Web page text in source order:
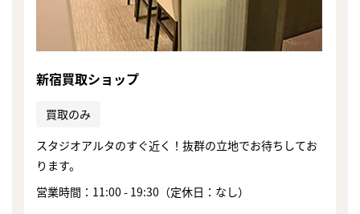
新宿買取ショップ
買取のみ
スタジオアルタのすぐ近く！抜群の立地でお待ちしてお
ります。
営業時間：11:00 - 19:30（定休日：なし）